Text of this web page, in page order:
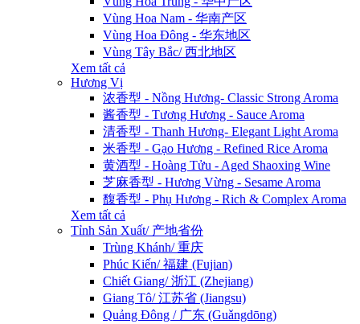
Vùng Hoa Nam - 华南产区
Vùng Hoa Đông - 华东地区
Vùng Tây Bắc/ 西北地区
Xem tất cả
Hương Vị
浓香型 - Nồng Hương- Classic Strong Aroma
酱香型 - Tương Hương - Sauce Aroma
清香型 - Thanh Hương- Elegant Light Aroma
米香型 - Gạo Hương - Refined Rice Aroma
黄酒型 - Hoàng Tửu - Aged Shaoxing Wine
芝麻香型 - Hương Vừng - Sesame Aroma
馥香型 - Phụ Hương - Rich & Complex Aroma
Xem tất cả
Tỉnh Sản Xuất/ 产地省份
Trùng Khánh/ 重庆
Phúc Kiến/ 福建 (Fujian)
Chiết Giang/ 浙江 (Zhejiang)
Giang Tô/ 江苏省 (Jiangsu)
Quảng Đông / 广东 (Guǎngdōng)